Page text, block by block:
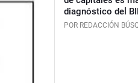
diagnóstico del
POR REDACCIÓN